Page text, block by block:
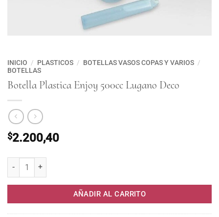
INICIO / PLASTICOS / BOTELLAS VASOS COPAS Y VARIOS /
BOTELLAS
Botella Plastica Enjoy 500cc Lugano Deco
$2.200,40
AÑADIR AL CARRITO